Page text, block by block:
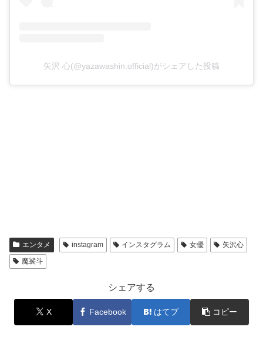
矢沢 心(@yazawashin.official)がシェアした投稿
エンタメ instagram インスタグラム 女優
矢沢心
魔裟斗
シェアする
X Facebook はてブ コピー